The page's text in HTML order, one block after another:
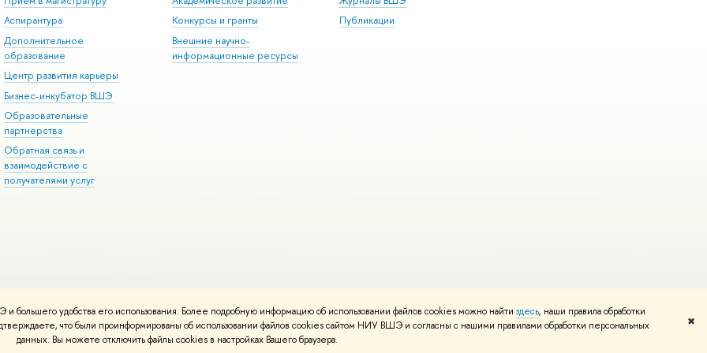
удобства его использования. Более подробную информацию об использовании файлов cookies можно найти здесь, наши правила обработки
что были проинформированы об использовании файлов cookies сайтом НИУ ВШЭ и согласны с нашими правилами обработки персональных
данных. Вы можете отключить файлы cookies в настройках Вашего браузера.
✖
Аспирантура
Дополнительное
образование
Центр развития карьеры
Бизнес-инкубатор ВШЭ
Образовательные
партнерства
Обратная связь и
взаимодействие с
получателями услуг
Конкурсы и гранты
Внешние научно-
информационные ресурсы
Публикации
Редактору
Условия использования материалов Политика конфиденциальности Карта сайта
вШколе дизайна НИУ ВШЭ